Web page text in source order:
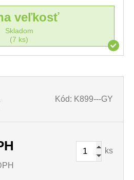
veľkosť
Skladom
(7 ks)
Kód: K899---GY
ks